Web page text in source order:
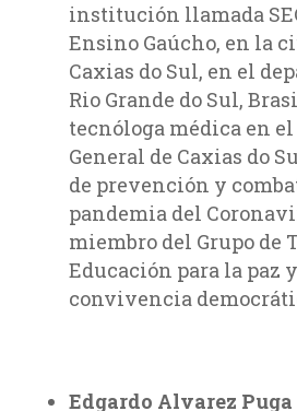
institución llamada
Ensino Gaúcho, en la
Caxias do Sul, en el
Rio Grande do Sul,
tecnóloga médica en
General de Caxias do
de prevención y
pandemia del
miembro del Grupo de
Educación para la paz
convivencia
Edgardo Alvarez